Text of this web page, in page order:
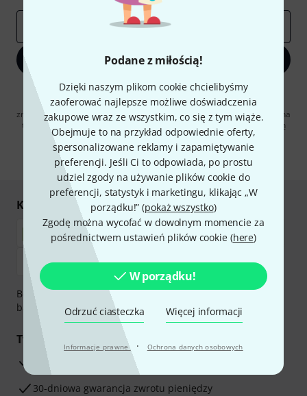
Podane z miłością!
Dzięki naszym plikom cookie chcielibyśmy
zaoferować najlepsze możliwe doświadczenia
zakupowe wraz ze wszystkim, co się z tym wiąże.
Obejmuje to na przykład odpowiednie oferty,
spersonalizowane reklamy i zapamiętywanie
preferencji. Jeśli Ci to odpowiada, po prostu
udziel zgody na używanie plików cookie do
preferencji, statystyk i marketingu, klikając „W
porządku!” (pokaż wszystko)
Zgodę można wycofać w dowolnym momencie za
pośrednictwem ustawień plików cookie (here)
W porządku!
Odrzuć ciasteczka Więcej informacji
Informacje prawne · Ochrona danych osobowych
Zapisz się teraz
Klikając na „Zapisz się teraz”, wyrażasz zgodę na otrzymywanie
materialów reklamowych przesyłanych drogą elektroniczną. Możesz
zrezygnować z subskrypcji w dowolnym momencie. Więcej informacji na
temat newslettera można znaleźć w naszych
wytycznych dotyczących
ochrony danych ososbowych.
* Wymagany
Kupuj i płać bezpiecznie
Bezpieczna płatność przez Za pobraniem, Przelew
bankowy, PayPal, Blik lub Karta kredytowa.
Twoje korzyści
3-letnia Gwarancja Thomann
30-dniowa gwarancja zwrotu pieniędzy